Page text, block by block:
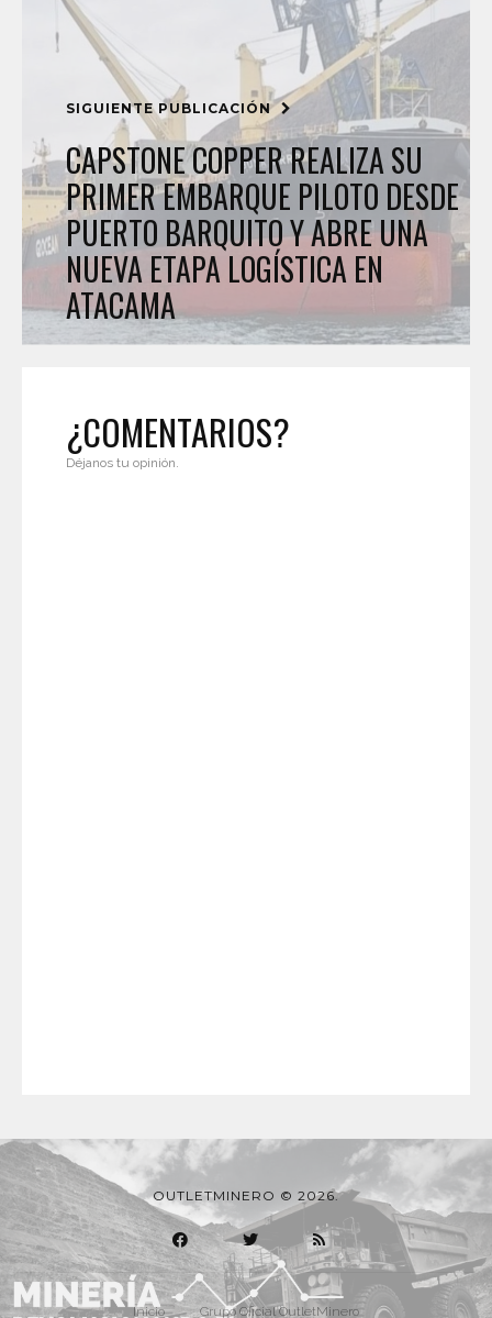
SIGUIENTE PUBLICACIÓN
CAPSTONE COPPER REALIZA SU
PRIMER EMBARQUE PILOTO DESDE
PUERTO BARQUITO Y ABRE UNA
NUEVA ETAPA LOGÍSTICA EN
ATACAMA
¿COMENTARIOS?
Déjanos tu opinión.
OUTLETMINERO © 2026.
Inicio Grupo Oficial OutletMinero